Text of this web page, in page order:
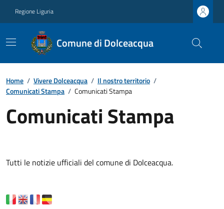
Regione Liguria
Comune di Dolceacqua
Home / Vivere Dolceacqua / Il nostro territorio /
Comunicati Stampa / Comunicati Stampa
Comunicati Stampa
Tutti le notizie ufficiali del comune di Dolceacqua.